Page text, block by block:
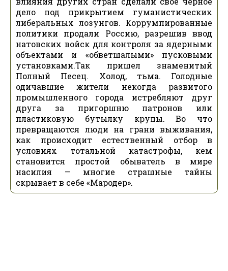
дело под прикрытием гуманистических
либеральных лозунгов. Коррумпированные
политики продали Россию, разрешив ввод
натовских войск для контроля за ядерными
объектами и «обветшалыми» пусковыми
установками.Так пришел знаменитый
Полный Песец. Холод, тьма. Голодные
одичавшие жители некогда развитого
промышленного города истребляют друг
друга за пригоршню патронов или
пластиковую бутылку крупы. Во что
превращаются люди на грани выживания,
как происходит естественный отбор в
условиях тотальной катастрофы, кем
становится простой обыватель в мире
насилия — многие страшные тайны
скрывает в себе «Мародер».